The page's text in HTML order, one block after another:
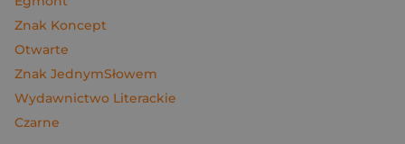
Znak Koncept
Otwarte
Znak JednymSłowem
Wydawnictwo Literackie
Czarne